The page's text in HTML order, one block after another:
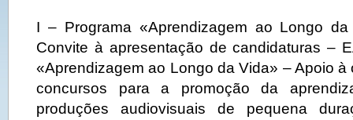
I – Programa «Aprendizagem ao Longo
Convite à apresentação de candidaturas –
«Aprendizagem ao Longo da Vida» – Apoio
concursos para a promoção da
produções audiovisuais de pequena